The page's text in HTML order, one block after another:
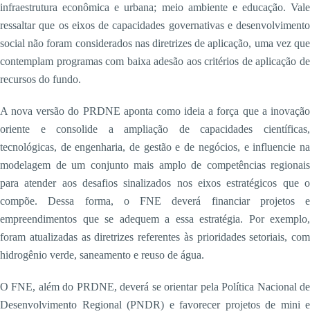
infraestrutura econômica e urbana; meio ambiente e educação. Vale
ressaltar que os eixos de capacidades governativas e desenvolvimento
social não foram considerados nas diretrizes de aplicação, uma vez que
contemplam programas com baixa adesão aos critérios de aplicação de
recursos do fundo.
A nova versão do PRDNE aponta como ideia a força que a inovação
oriente e consolide a ampliação de capacidades científicas,
tecnológicas, de engenharia, de gestão e de negócios, e influencie na
modelagem de um conjunto mais amplo de competências regionais
para atender aos desafios sinalizados nos eixos estratégicos que o
compõe. Dessa forma, o FNE deverá financiar projetos e
empreendimentos que se adequem a essa estratégia. Por exemplo,
foram atualizadas as diretrizes referentes às prioridades setoriais, com
hidrogênio verde, saneamento e reuso de água.
O FNE, além do PRDNE, deverá se orientar pela Política Nacional de
Desenvolvimento Regional (PNDR) e favorecer projetos de mini e